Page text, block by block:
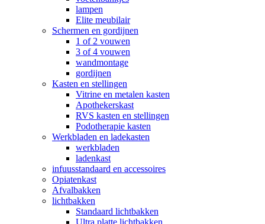
lampen
Elite meubilair
Schermen en gordijnen
1 of 2 vouwen
3 of 4 vouwen
wandmontage
gordijnen
Kasten en stellingen
Vitrine en metalen kasten
Apothekerskast
RVS kasten en stellingen
Podotherapie kasten
Werkbladen en ladekasten
werkbladen
ladenkast
infuusstandaard en accessoires
Opiatenkast
Afvalbakken
lichtbakken
Standaard lichtbakken
Ultra platte lichtbakken